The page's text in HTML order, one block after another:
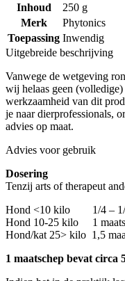
Inhoud
250 g
Merk
Phytonics
Toepassing Inwendig
Uitgebreide beschrijving
Vanwege de wetgeving
wij helaas geen
werkzaamheid van dit
je naar dierprofessionals,
advies op maat.
Advies voor gebruik
Dosering
Tenzij arts of therapeut
Hond <10 kilo 1/4 – 1/2
Hond 10-25 kilo 1
Hond/kat 25> kilo 1,5
1 maatschep bevat circa